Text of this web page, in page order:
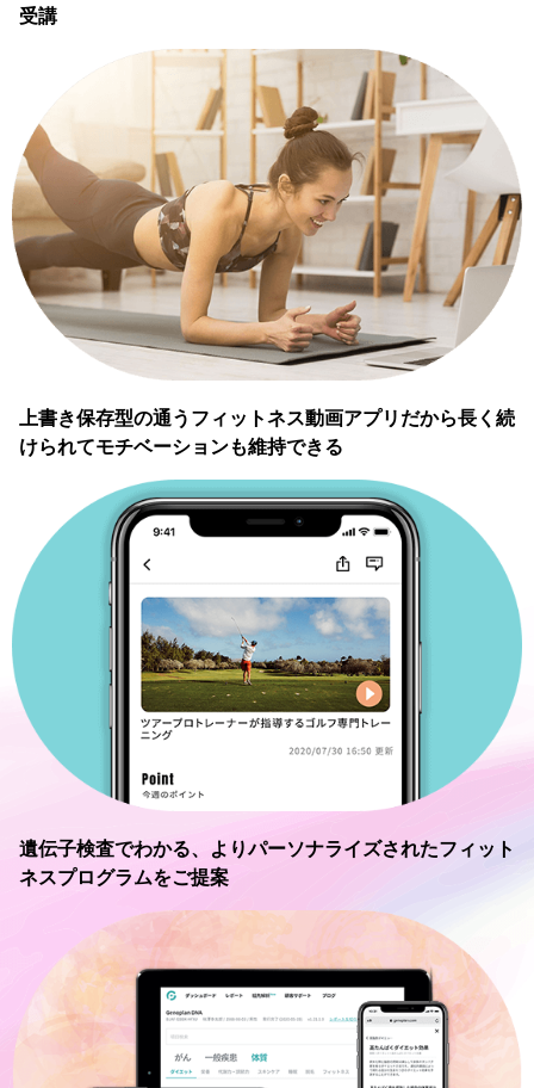
受講
上書き保存型の通うフィットネス動画アプリだから長く続
けられてモチベーションも維持できる
遺伝子検査でわかる、
よりパーソナライズされたフィット
ネスプログラムをご提案